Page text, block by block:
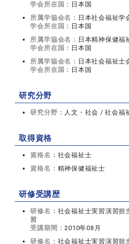
学会所在国： 日本国
所属学協会名： 日本社会福祉学
学会所在国： 日本国
所属学協会名： 日本精神保健福
学会所在国： 日本国
所属学協会名： 日本社会福祉士
学会所在国： 日本国
研究分野
研究分野： 人文・社会 / 社会福
取得資格
資格名： 社会福祉士
資格名： 精神保健福祉士
研修受講歴
研修名： 社会福祉士実習演習担
習
受講期間：2010年08月
研修名： 社会福祉士実習演習担